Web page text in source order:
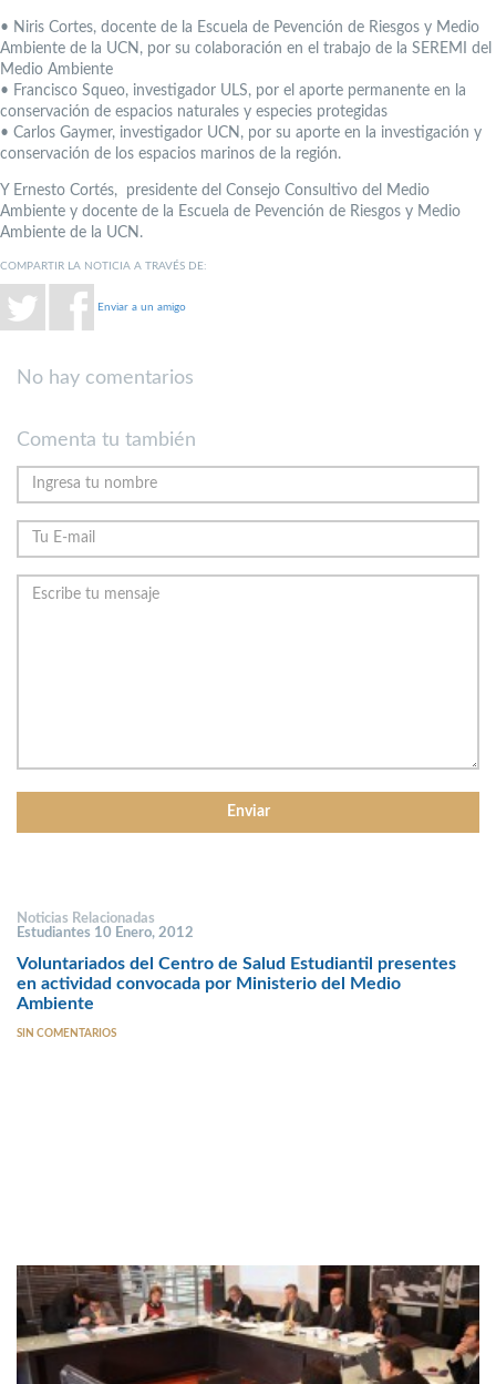
• Niris Cortes, docente de la Escuela de Pevención de Riesgos y Medio
Ambiente de la UCN, por su colaboración en el trabajo de la SEREMI del
Medio Ambiente
• Francisco Squeo, investigador ULS, por el aporte permanente en la
conservación de espacios naturales y especies protegidas
• Carlos Gaymer, investigador UCN, por su aporte en la investigación y
conservación de los espacios marinos de la región.
Y Ernesto Cortés, presidente del Consejo Consultivo del Medio
Ambiente y docente de la Escuela de Pevención de Riesgos y Medio
Ambiente de la UCN.
COMPARTIR LA NOTICIA A TRAVÉS DE:
Enviar a un amigo
No hay comentarios
Comenta tu también
Noticias Relacionadas
Estudiantes 10 Enero, 2012
Voluntariados del Centro de Salud Estudiantil presentes
en actividad convocada por Ministerio del Medio
Ambiente
SIN COMENTARIOS